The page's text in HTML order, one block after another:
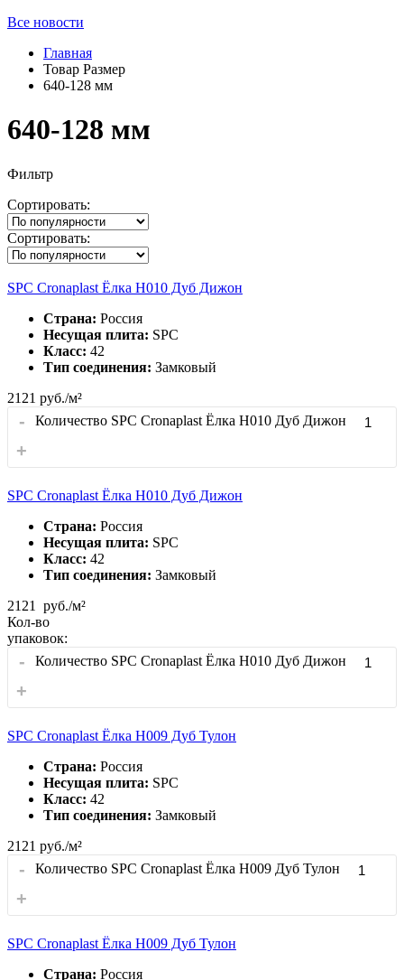
Все новости
Главная
Товар Размер
640-128 мм
640-128 мм
Фильтр
Сортировать:
Сортировать:
SPC Cronaplast Ёлка H010 Дуб Дижон
Страна: Россия
Несущая плита: SPC
Класс: 42
Тип соединения: Замковый
2121 руб./м²
- Количество SPC Cronaplast Ёлка H010 Дуб Дижон
+
SPC Cronaplast Ёлка H010 Дуб Дижон
Страна: Россия
Несущая плита: SPC
Класс: 42
Тип соединения: Замковый
2121
руб./м²
Кол-во
упаковок:
- Количество SPC Cronaplast Ёлка H010 Дуб Дижон
+
SPC Cronaplast Ёлка H009 Дуб Тулон
Страна: Россия
Несущая плита: SPC
Класс: 42
Тип соединения: Замковый
2121 руб./м²
- Количество SPC Cronaplast Ёлка H009 Дуб Тулон
+
SPC Cronaplast Ёлка H009 Дуб Тулон
Страна: Россия